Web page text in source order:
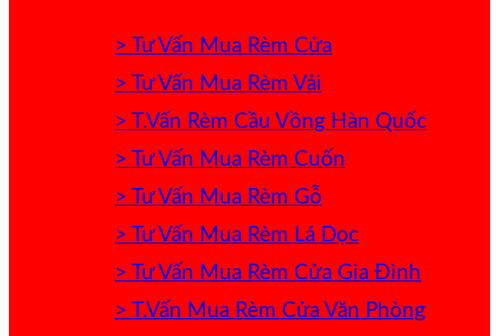
> Tư Vấn Mua Rèm Cửa
> Tư Vấn Mua Rèm Vải
> T.Vấn Rèm Cầu Vồng Hàn Quốc
> Tư Vấn Mua Rèm Cuốn
> Tư Vấn Mua Rèm Gỗ
> Tư Vấn Mua Rèm Lá Dọc
> Tư Vấn Mua Rèm Cửa Gia Đình
> T.Vấn Mua Rèm Cửa Văn Phòng